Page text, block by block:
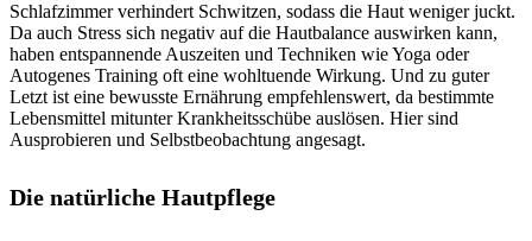
Schlafzimmer verhindert Schwitzen, sodass die Haut weniger juckt.
Da auch Stress sich negativ auf die Hautbalance auswirken kann,
haben entspannende Auszeiten und Techniken wie Yoga oder
Autogenes Training oft eine wohltuende Wirkung. Und zu guter
Letzt ist eine bewusste Ernährung empfehlenswert, da bestimmte
Lebensmittel mitunter Krankheitsschübe auslösen. Hier sind
Ausprobieren und Selbstbeobachtung angesagt.
Die natürliche Hautpflege